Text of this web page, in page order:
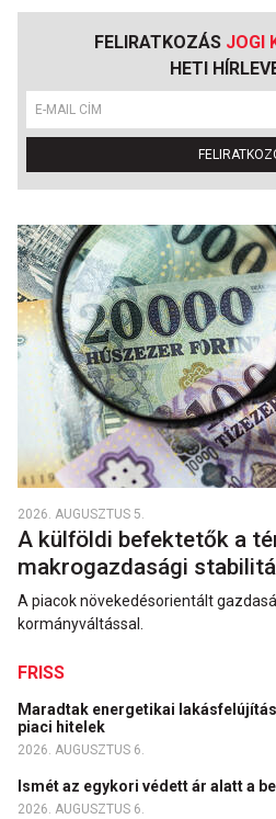
FELIRATKOZÁS JOGI
HETI
2026. AUGUSZTUS 5.
A külföldi befektetők a
makrogazdasági
A piacok növekedésorientált
kormányváltással.
FRISS
Maradtak energetikai
piaci hitelek
2026. AUGUSZTUS 6.
Ismét az egykori védett ár alatt a
2026. AUGUSZTUS 6.